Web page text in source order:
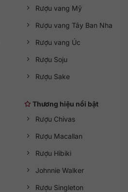
Rượu vang Mỹ
Rượu vang Tây Ban Nha
Rượu vang Úc
Rượu Soju
Rượu Sake
Thương hiệu nổi bật
Rượu Chivas
Rượu Macallan
Rượu Hibiki
Johnnie Walker
Rượu Singleton